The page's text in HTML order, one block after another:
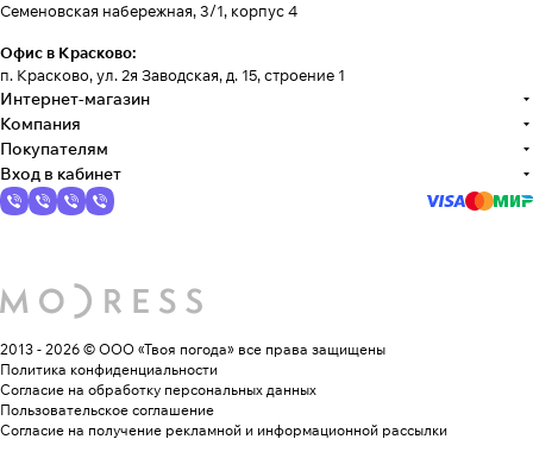
Семеновская набережная, 3/1, корпус 4
Офис в Красково:
п. Красково, ул. 2я Заводская, д. 15, строение 1
Интернет-магазин
Компания
Покупателям
Вход в кабинет
2013 - 2026 © ООО «Твоя погода» все права защищены
Политика конфиденциальности
Согласие на обработку персональных данных
Пользовательское соглашение
Согласие на получение рекламной и информационной рассылки